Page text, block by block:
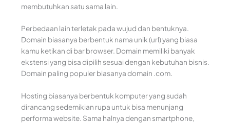
membutuhkan satu sama lain.
Perbedaan lain terletak pada wujud dan bentuknya.
Domain biasanya berbentuk nama unik (url) yang biasa
kamu ketikan di bar browser. Domain memiliki banyak
ekstensi yang bisa dipilih sesuai dengan kebutuhan bisnis.
Domain paling populer biasanya domain .com.
Hosting biasanya berbentuk komputer yang sudah
dirancang sedemikian rupa untuk bisa menunjang
performa website. Sama halnya dengan smartphone,